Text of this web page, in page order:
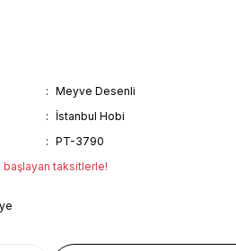
Meyve Desenli
İstanbul Hobi
PT-3790
taksitlerle!